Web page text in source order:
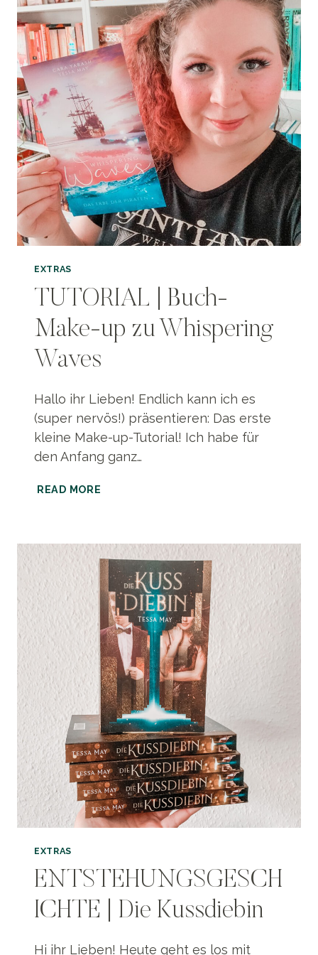
EXTRAS
TUTORIAL | Buch-
Make-up zu Whispering
Waves
Hallo ihr Lieben! Endlich kann ich es
(super nervös!) präsentieren: Das erste
kleine Make-up-Tutorial! Ich habe für
den Anfang ganz…
READ MORE
UP
ZU
WHISPERING
WAVES
EXTRAS
ENTSTEHUNGSGESCH
ICHTE | Die Kussdiebin
Hi ihr Lieben! Heute geht es los mit